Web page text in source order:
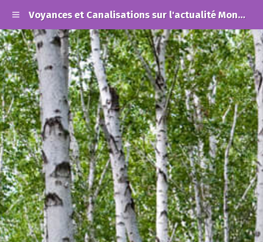
Voyances et Canalisations sur l'actualité Mondiale et les Alertes